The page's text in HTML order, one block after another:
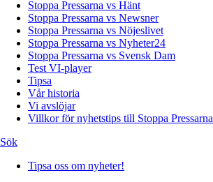
Stoppa Pressarna vs Hänt
Stoppa Pressarna vs Newsner
Stoppa Pressarna vs Nöjeslivet
Stoppa Pressarna vs Nyheter24
Stoppa Pressarna vs Svensk Dam
Test VI-player
Tipsa
Vår historia
Vi avslöjar
Villkor för nyhetstips till Stoppa Pressarna
Sök
Tipsa oss om nyheter!